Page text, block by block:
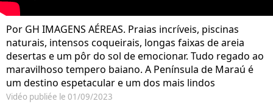
Por GH IMAGENS AÉREAS. Praias incríveis, piscinas
naturais, intensos coqueirais, longas faixas de areia
desertas e um pôr do sol de emocionar. Tudo regado ao
maravilhoso tempero baiano. A Península de Maraú é
um destino espetacular e um dos mais lindos
Vidéo publiée le 01/09/2023